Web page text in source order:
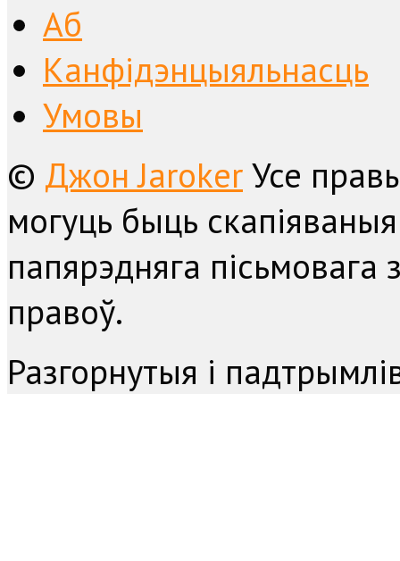
Аб
Канфідэнцыяльнасць
Умовы
© Джон JarokerУсе
могуць быць
папярэдняга пісьмовага
правоў.
Разгорнутыя і